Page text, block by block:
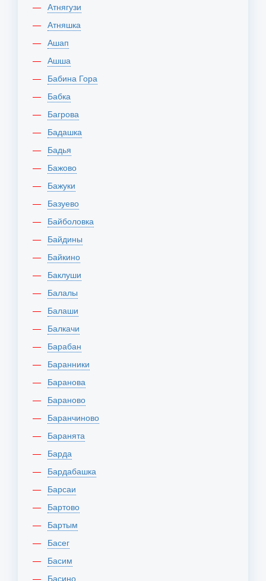
Атнягузи
Атняшка
Ашап
Ашша
Бабина Гора
Бабка
Багрова
Бадашка
Бадья
Бажово
Бажуки
Базуево
Байболовка
Байдины
Байкино
Баклуши
Балалы
Балаши
Балкачи
Барабан
Баранники
Баранова
Бараново
Баранчиново
Баранята
Барда
Бардабашка
Барсаи
Бартово
Бартым
Басег
Басим
Басино